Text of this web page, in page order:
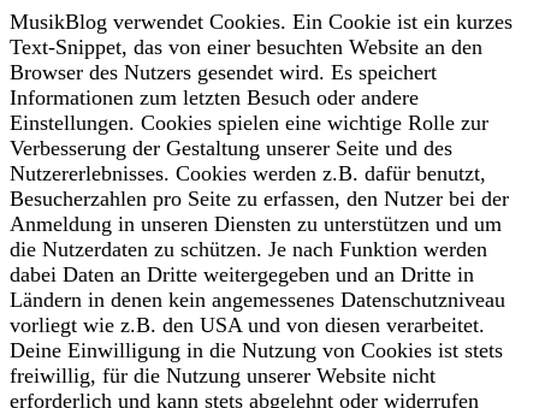
MusikBlog verwendet Cookies. Ein Cookie ist ein kurzes
Text-Snippet, das von einer besuchten Website an den
Browser des Nutzers gesendet wird. Es speichert
Informationen zum letzten Besuch oder andere
Einstellungen. Cookies spielen eine wichtige Rolle zur
Verbesserung der Gestaltung unserer Seite und des
Nutzererlebnisses. Cookies werden z.B. dafür benutzt,
Besucherzahlen pro Seite zu erfassen, den Nutzer bei der
Anmeldung in unseren Diensten zu unterstützen und um
die Nutzerdaten zu schützen. Je nach Funktion werden
dabei Daten an Dritte weitergegeben und an Dritte in
Ländern in denen kein angemessenes Datenschutzniveau
vorliegt wie z.B. den USA und von diesen verarbeitet.
Deine Einwilligung in die Nutzung von Cookies ist stets
freiwillig, für die Nutzung unserer Website nicht
erforderlich und kann stets abgelehnt oder widerrufen